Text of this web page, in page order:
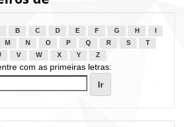
B C D E F G H
M N O P Q R S
T
V W X Y Z
com as primeiras letras: